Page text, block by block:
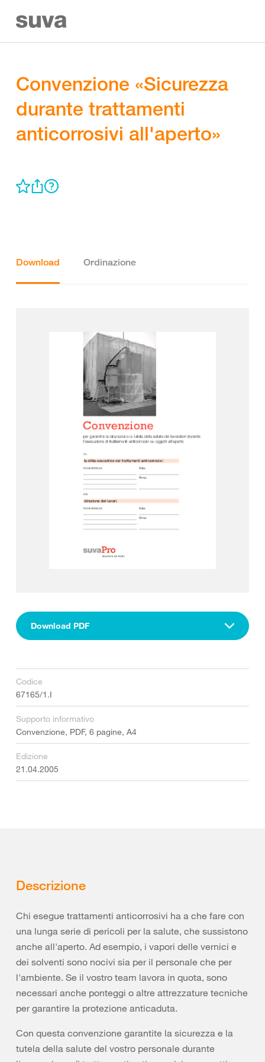
Convenzione «Sicurezza
durante trattamenti
anticorrosivi all'aperto»
Download Ordinazione
Download PDF
Codice
67165/1.I
Supporto informativo
Convenzione, PDF, 6 pagine, A4
Edizione
21.04.2005
Descrizione
Chi esegue trattamenti anticorrosivi ha a che fare con
una lunga serie di pericoli per la salute, che sussistono
anche all'aperto. Ad esempio, i vapori delle vernici e
dei solventi sono nocivi sia per il personale che per
l'ambiente. Se il vostro team lavora in quota, sono
necessari anche ponteggi o altre attrezzature tecniche
per garantire la protezione anticaduta.
Con questa convenzione garantite la sicurezza e la
tutela della salute del vostro personale durante